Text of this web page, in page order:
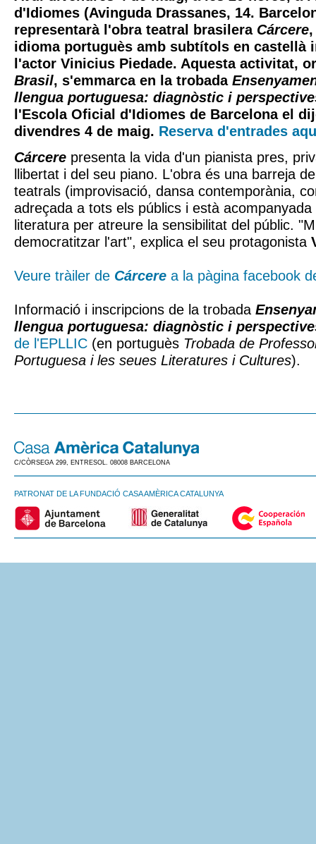
d'Idiomes (Avinguda Drassanes, 14.
representarà l'obra teatral brasilera Cárcere
idioma portuguès amb subtítols en castellà
l'actor Vinicius Piedade. Aquesta activitat,
Brasil, s'emmarca en la trobada
llengua portuguesa: diagnòstic i
l'Escola Oficial d'Idiomes de Barcelona el
divendres 4 de maig. Reserva d'entrades
Cárcere presenta la vida d'un pianista pres,
llibertat i del seu piano. L'obra és una barreja
teatrals (improvisació, dansa contemporània,
adreçada a tots els públics i està
literatura per atreure la sensibilitat del públic.
democratitzar l'art", explica el seu protagonista
Veure tràiler de Cárcere a la pàgina facebook
Informació i inscripcions de la trobada
llengua portuguesa: diagnòstic i
de l'EPLLIC (en portuguès Trobada de
Portuguesa i les seues Literatures i Cultures).
C/CÒRSEGA 299, ENTRESOL. 08008 BARCELONA
PATRONAT DE LA FUNDACIÓ CASA AMÈRICA CATALUNYA